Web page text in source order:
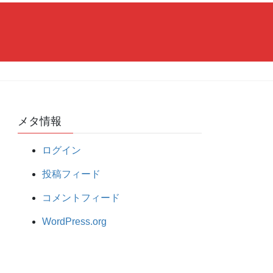
メタ情報
ログイン
投稿フィード
コメントフィード
WordPress.org